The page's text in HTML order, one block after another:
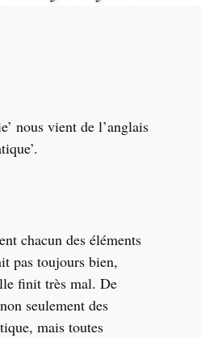
nous vient de l’anglais
chacun des éléments
pas toujours bien,
finit très mal. De
seulement des
mais toutes